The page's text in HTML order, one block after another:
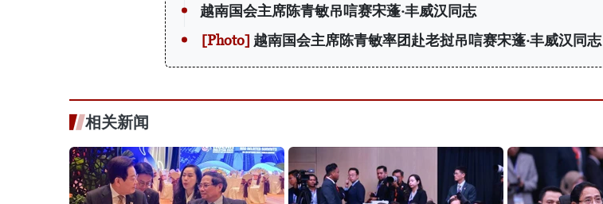
越南国会主席陈青敏吊唁赛宋蓬·丰威汉同志
越南国会主席陈青敏率团赴老挝吊唁赛宋蓬·丰威汉同志
相关新闻